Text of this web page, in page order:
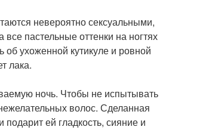
невероятно сексуальными,
пастельные оттенки на ногтях
ухоженной кутикуле и ровной
лака.
ночь. Чтобы не испытывать
волос. Сделанная
ей гладкость, сияние и